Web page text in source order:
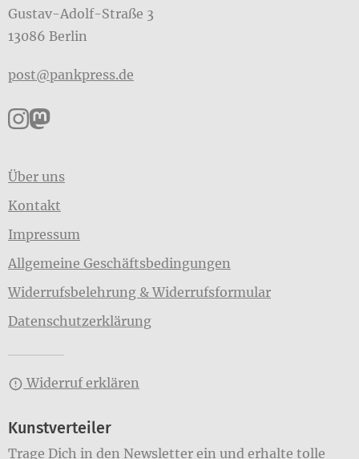
Gustav-Adolf-Straße 3
13086 Berlin
post@pankpress.de
Pankpress auf Instagram
Pankpress auf Mastodon
Über uns
Kontakt
Impressum
Allgemeine Geschäftsbedingungen
Widerrufsbelehrung & Widerrufsformular
Datenschutzerklärung
Widerruf erklären
Kunstverteiler
Trage Dich in den Newsletter ein und erhalte tolle